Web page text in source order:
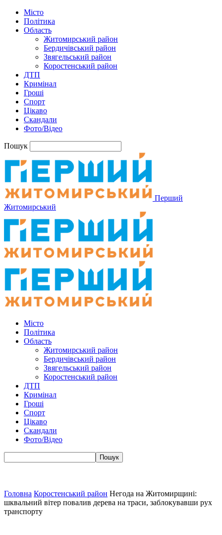
Місто
Політика
Область
Житомирський район
Бердичівський район
Звягельський район
Коростенський район
ДТП
Кримінал
Гроші
Спорт
Цікаво
Скандали
Фото/Відео
Пошук
Перший
Житомирський
Місто
Політика
Область
Житомирський район
Бердичівський район
Звягельський район
Коростенський район
ДТП
Кримінал
Гроші
Спорт
Цікаво
Скандали
Фото/Відео
Головна Коростенський район Негода на Житомирщині:
шквальний вітер повалив дерева на траси, заблокувавши рух
транспорту